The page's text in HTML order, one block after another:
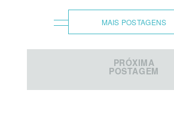
MAIS POSTAGENS
PRÓXIMA
POSTAGEM